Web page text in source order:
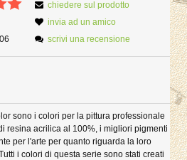
chiedere sul prodotto
invia ad un amico
scrivi una recensione
sono i colori per la pittura professionale
resina acrilica al 100%, i migliori pigmenti
per l'arte per quanto riguarda la loro
i colori di questa serie sono stati creati